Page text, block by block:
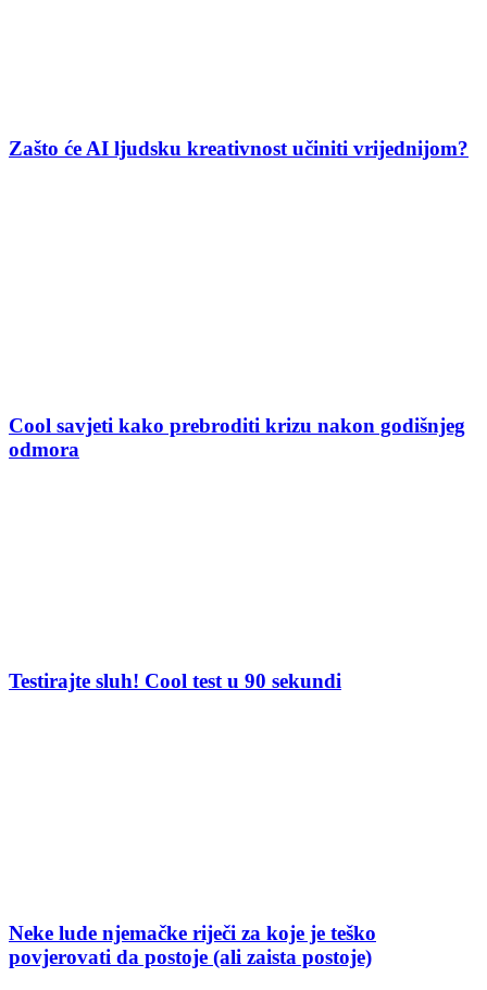
Zašto će AI ljudsku kreativnost učiniti vrijednijom?
Cool savjeti kako prebroditi krizu nakon godišnjeg
odmora
Testirajte sluh! Cool test u 90 sekundi
Neke lude njemačke riječi za koje je teško
povjerovati da postoje (ali zaista postoje)